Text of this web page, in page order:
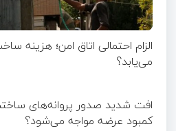
الزام احتمالی اتاق امن؛ هزینه
می‌یابد؟
افت شدید صدور پروانه‌های
کمبود عرضه مواجه می‌شود؟